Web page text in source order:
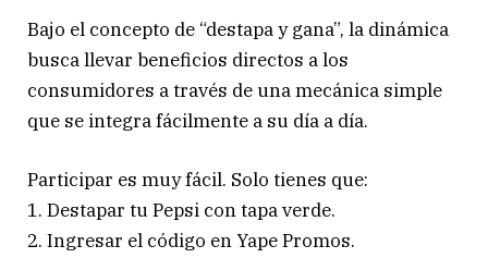
Bajo el concepto de “destapa y gana”, la dinámica
busca llevar beneficios directos a los
consumidores a través de una mecánica simple
que se integra fácilmente a su día a día.
Participar es muy fácil. Solo tienes que:
1. Destapar tu Pepsi con tapa verde.
2. Ingresar el código en Yape Promos.